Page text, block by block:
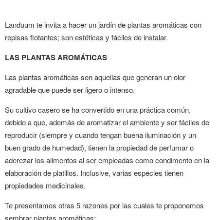
LANDUUM
CONSEJO HONORÍFICO
Landuum te invita a hacer un jardín de plantas aromáticas con
repisas flotantes; son estéticas y fáciles de instalar.
LAS PLANTAS AROMÁTICAS
Las plantas aromáticas son aquellas que generan un olor
agradable que puede ser ligero o intenso.
Su cultivo casero se ha convertido en una práctica común,
debido a que, además de aromatizar el ambiente y ser fáciles de
reproducir (siempre y cuando tengan buena iluminación y un
buen grado de humedad), tienen la propiedad de perfumar o
aderezar los alimentos al ser empleadas como condimento en la
elaboración de platillos. Inclusive, varias especies tienen
propiedades medicinales.
Te presentamos otras 5 razones por las cuales te proponemos
sembrar plantas aromáticas: